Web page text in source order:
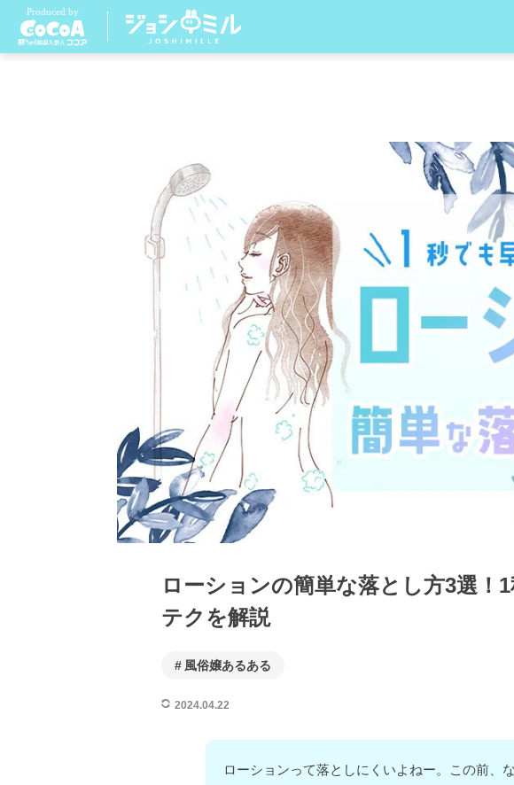
ローションの簡単な落とし方3選！
テクを解説
風俗嬢あるある
2024.04.22
ローションって落としにくいよねー。この前、